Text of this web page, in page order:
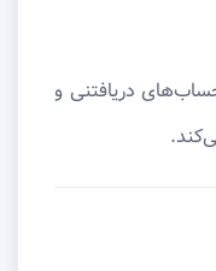
دریافتنی و